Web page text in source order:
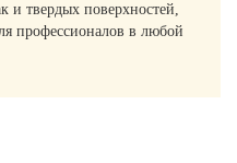
и твердых поверхностей,
профессионалов в любой